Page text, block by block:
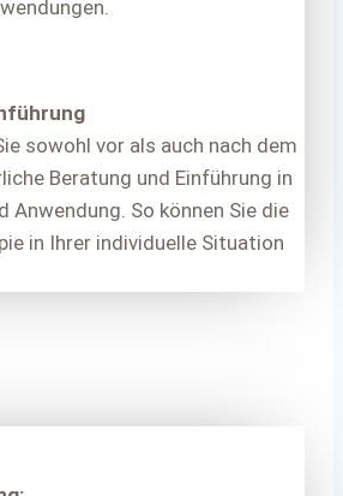
sowohl vor als auch nach dem
Beratung und Einführung in
Anwendung. So können Sie die
in Ihrer individuelle Situation